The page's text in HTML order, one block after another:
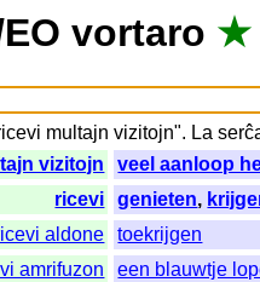
EO vortaro ★
multajn vizitojn". La
vizitojn
veel aanloop
ricevi
genieten,
aldone
toekrijgen
amrifuzon
een blauwtje